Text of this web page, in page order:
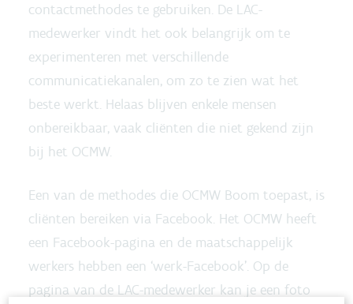
contactmethodes te gebruiken. De LAC-
medewerker vindt het ook belangrijk om te
experimenteren met verschillende
communicatiekanalen, om zo te zien wat het
beste werkt. Helaas blijven enkele mensen
onbereikbaar, vaak cliënten die niet gekend zijn
bij het OCMW.
Een van de methodes die OCMW Boom toepast, is
cliënten bereiken via Facebook. Het OCMW heeft
een Facebook-pagina en de maatschappelijk
werkers hebben een ‘werk-Facebook’. Op de
pagina van de LAC-medewerker kan je een foto